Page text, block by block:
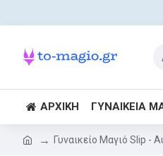
ΑΡΧΙΚΉ ΓΥΝΑΙΚΕΊΑ
Γυναικείο Μαγιό Slip -